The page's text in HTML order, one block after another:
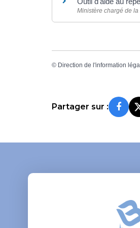
Ministère chargé de la
© Direction de l'information
Partager sur :